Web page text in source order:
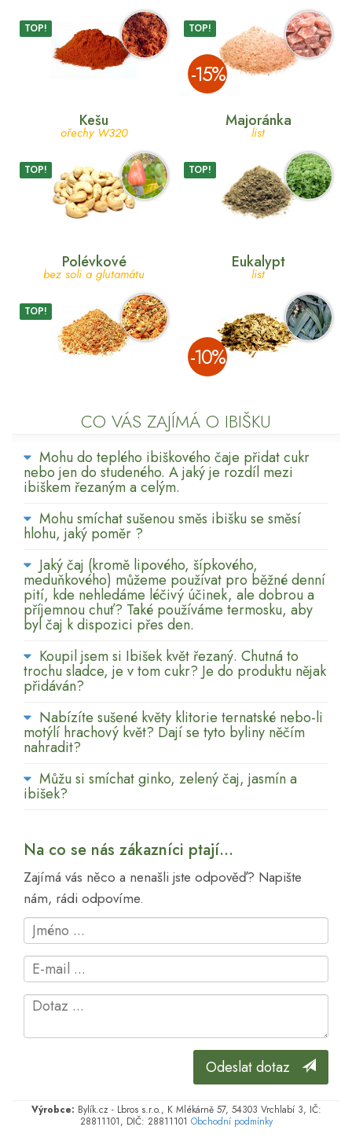
TOP! TOP!
­-15%
Kešu
ořechy W320
TOP!
Majoránka
list
TOP!
Polévkové
bez soli a glutamátu
TOP!
Eukalypt
list
­-10%
CO VÁS ZAJÍMÁ O IBIŠKU
Mohu do teplého ibiškového čaje přidat cukr
nebo jen do studeného. A jaký je rozdíl mezi
ibiškem řezaným a celým.
Mohu smíchat sušenou směs ibišku se směsí
hlohu, jaký poměr ?
Jaký čaj (kromě lipového, šípkového,
meduňkového) můžeme používat pro běžné denní
pití, kde nehledáme léčivý účinek, ale dobrou a
příjemnou chuť? Také používáme termosku, aby
byl čaj k dispozici přes den.
Koupil jsem si Ibišek květ řezaný. Chutná to
trochu sladce, je v tom cukr? Je do produktu nějak
přidáván?
Nabízíte sušené květy klitorie ternatské nebo-li
motýlí hrachový květ? Dají se tyto byliny něčím
nahradit?
Můžu si smíchat ginko, zelený čaj, jasmín a
ibišek?
Na co se nás zákazníci ptají...
Zajímá vás něco a nenašli jste odpověď? Napište
nám, rádi odpovíme.
Odeslat dotaz
Výrobce: Bylík.cz - Lbros s.r.o., K Mlékárně 57, 54303 Vrchlabí 3, IČ:
28811101, DIČ: 28811101 Obchodní podmínky